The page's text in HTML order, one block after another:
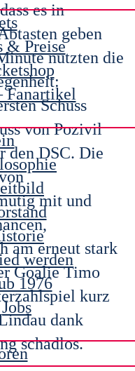
& Preise
Fanartikel
werden
1976
Jobs
es in
geben
nutzten die
Schuss
von Pozivil
den DSC. Die
mit und
am erneut stark
Goalie Timo
kurz
dank
schadlos.